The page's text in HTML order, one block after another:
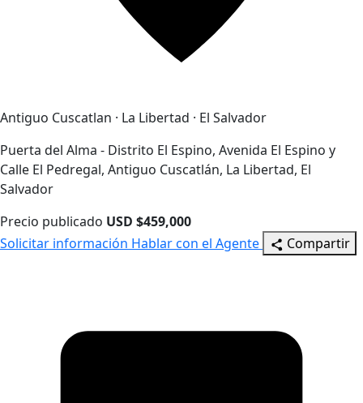
Antiguo Cuscatlan · La Libertad · El Salvador
Puerta del Alma - Distrito El Espino, Avenida El Espino y
Calle El Pedregal, Antiguo Cuscatlán, La Libertad, El
Salvador
Precio publicado USD $459,000
Solicitar información Hablar con el Agente Compartir